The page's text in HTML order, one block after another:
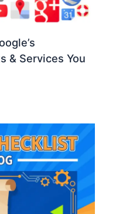
& Services You